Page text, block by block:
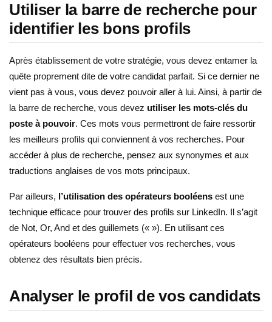
Utiliser la barre de recherche pour
identifier les bons profils
Après établissement de votre stratégie, vous devez entamer la
quête proprement dite de votre candidat parfait. Si ce dernier ne
vient pas à vous, vous devez pouvoir aller à lui. Ainsi, à partir de
la barre de recherche, vous devez utiliser les mots-clés du
poste à pouvoir. Ces mots vous permettront de faire ressortir
les meilleurs profils qui conviennent à vos recherches. Pour
accéder à plus de recherche, pensez aux synonymes et aux
traductions anglaises de vos mots principaux.
Par ailleurs, l’utilisation des opérateurs booléens est une
technique efficace pour trouver des profils sur LinkedIn. Il s’agit
de Not, Or, And et des guillemets (« »). En utilisant ces
opérateurs booléens pour effectuer vos recherches, vous
obtenez des résultats bien précis.
Analyser le profil de vos candidats